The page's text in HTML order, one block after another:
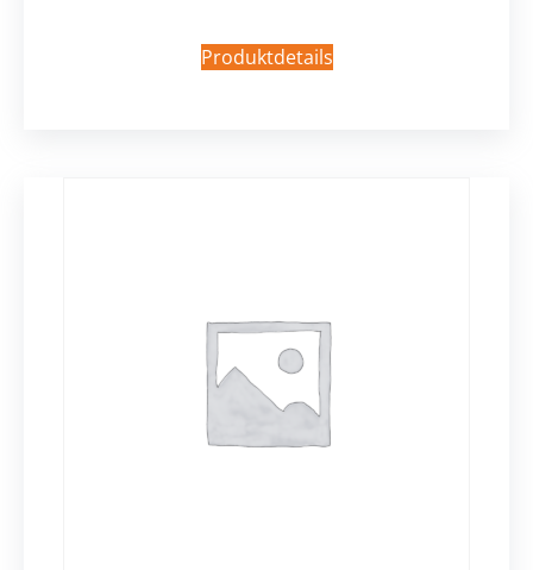
Produktdetails